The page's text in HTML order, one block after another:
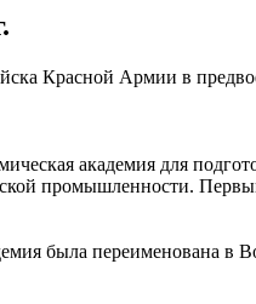
Красной Армии в
академия для
промышленности.
была переименована в